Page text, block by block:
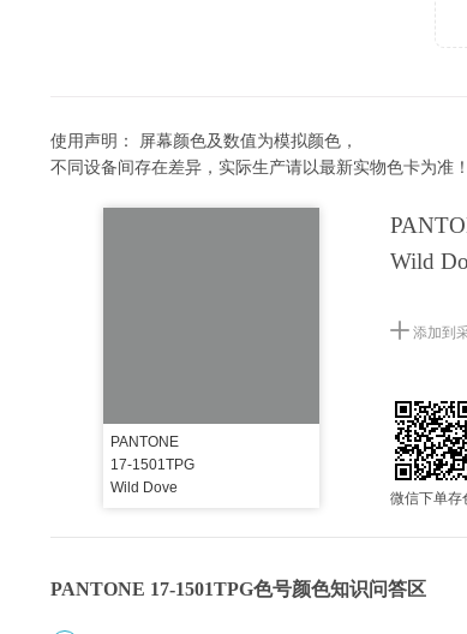
使用声明： 屏幕颜色及数值为模拟颜色，
不同设备间存在差异，实际生产请以最新实物色卡为准！
PANTONE
17-1501TPG
Wild Dove
Wild
添加到
微信下单存
PANTONE 17-1501TPG色号颜色知识问答区